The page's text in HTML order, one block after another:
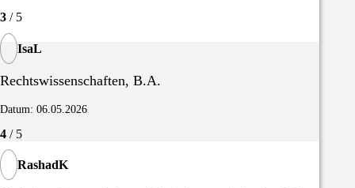
3 / 5
IsaL
Rechtswissenschaften, B.A.
Datum: 06.05.2026
4 / 5
RashadK